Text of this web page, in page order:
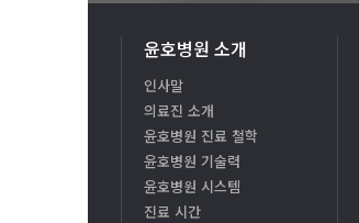
윤호병원 소개
인사말
의료진 소개
윤호병원 진료 철학
윤호병원 기술력
윤호병원 시스템
진료 시간